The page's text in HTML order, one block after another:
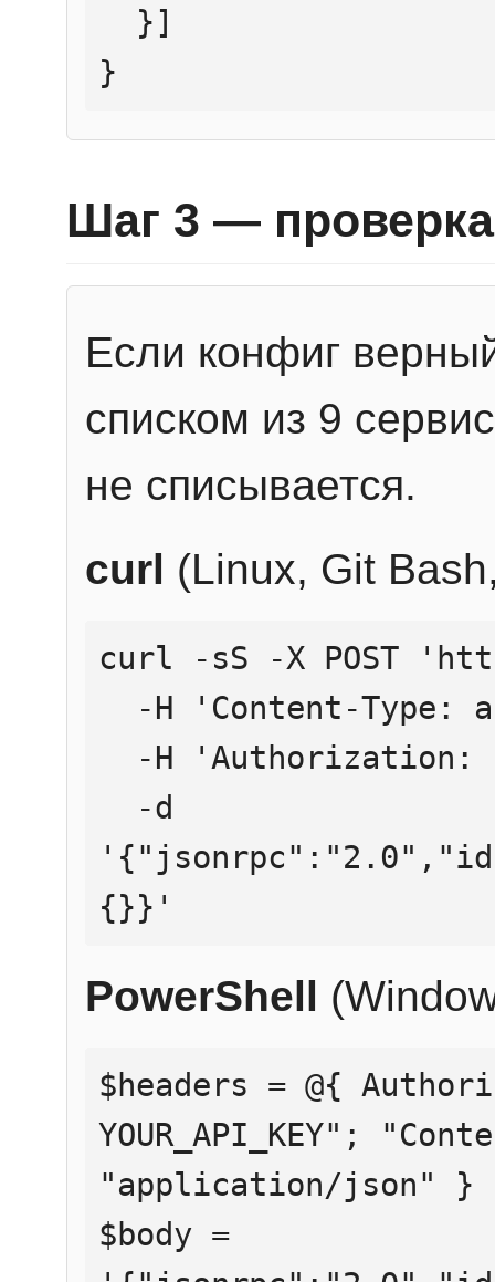
}
Шаг 3 — проверка
Если конфиг
списком из 9
не списывается.
curl (Linux, Git
curl -sS -X POST
{}}'
PowerShell
$headers = @{
YOUR_API_KEY";
"application/json" }
$body =